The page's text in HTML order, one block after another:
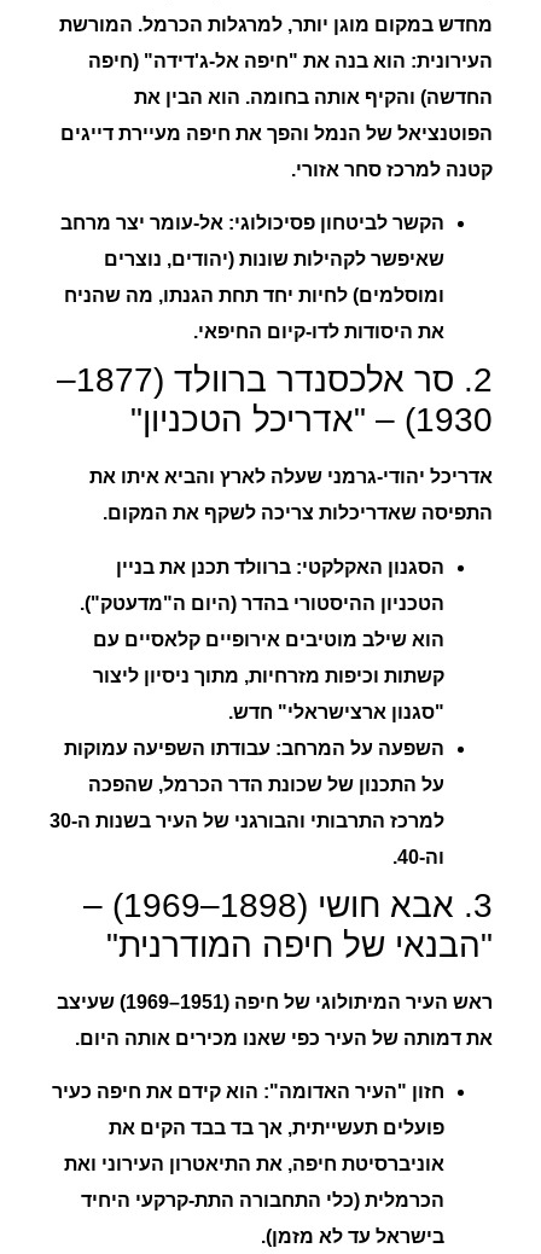
מחדש במקום מוגן יותר, למרגלות הכרמל. המורשת
העירונית: הוא בנה את "חיפה אל-ג'דידה" (חיפה
החדשה) והקיף אותה בחומה. הוא הבין את
הפוטנציאל של הנמל והפך את חיפה מעיירת דייגים
קטנה למרכז סחר אזורי.
הקשר לביטחון פסיכולוגי: אל-עומר יצר מרחב
שאיפשר לקהילות שונות (יהודים, נוצרים
ומוסלמים) לחיות יחד תחת הגנתו, מה שהניח
את היסודות לדו-קיום החיפאי.
2. סר אלכסנדר ברוולד (1877–
1930) – "אדריכל הטכניון"
אדריכל יהודי-גרמני שעלה לארץ והביא איתו את
התפיסה שאדריכלות צריכה לשקף את המקום.
הסגנון האקלקטי: ברוולד תכנן את בניין
הטכניון ההיסטורי בהדר (היום ה"מדעטק").
הוא שילב מוטיבים אירופיים קלאסיים עם
קשתות וכיפות מזרחיות, מתוך ניסיון ליצור
"סגנון ארצישראלי" חדש.
השפעה על המרחב: עבודתו השפיעה עמוקות
על התכנון של שכונת הדר הכרמל, שהפכה
למרכז התרבותי והבורגני של העיר בשנות ה-30
וה-40.
3. אבא חושי (1898–1969) –
"הבנאי של חיפה המודרנית"
ראש העיר המיתולוגי של חיפה (1951–1969) שעיצב
את דמותה של העיר כפי שאנו מכירים אותה היום.
חזון "העיר האדומה": הוא קידם את חיפה כעיר
פועלים תעשייתית, אך בד בבד הקים את
אוניברסיטת חיפה, את התיאטרון העירוני ואת
הכרמלית (כלי התחבורה התת-קרקעי היחיד
בישראל עד לא מזמן).